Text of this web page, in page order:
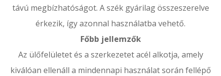
távú megbízhatóságot. A szék gyárilag összeszerelve
érkezik, így azonnal használatba vehető.
Főbb jellemzők
Az ülőfelületet és a szerkezetet acél alkotja, amely
kiválóan ellenáll a mindennapi használat során fellépő